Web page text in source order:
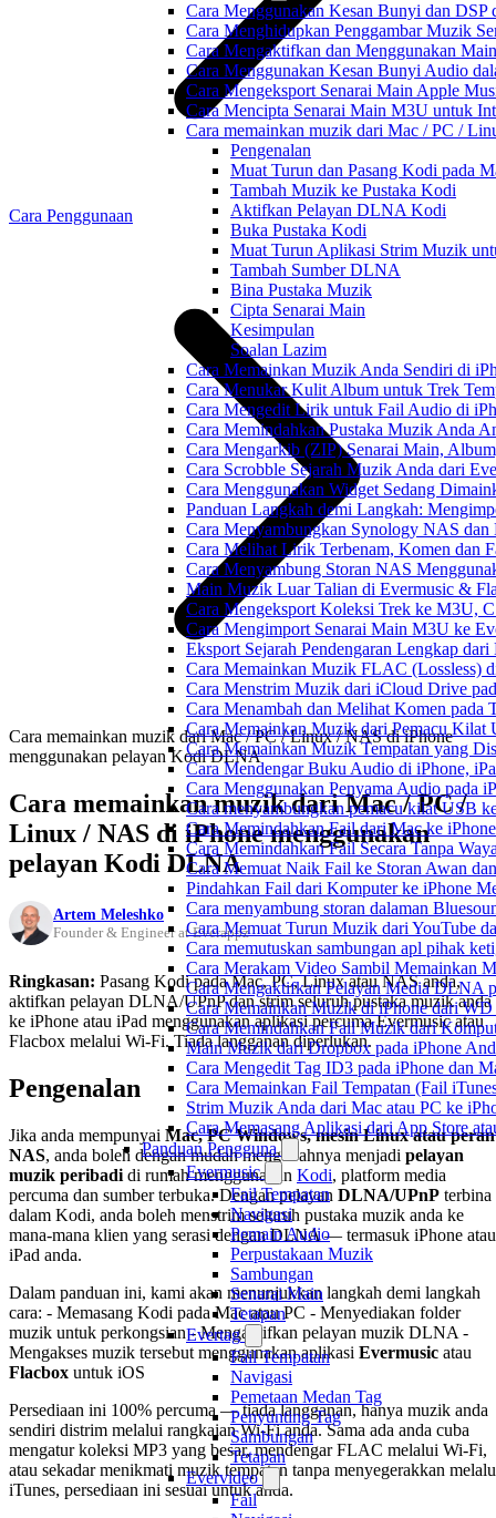
Cara Menggunakan Kesan Bunyi dan DSP
Cara Menghidupkan Penggambar Muzik
Cara Mengaktifkan dan Menggunakan
Cara Menggunakan Kesan Bunyi Audio
Cara Mengeksport Senarai Main Apple
Cara Mencipta Senarai Main M3U untuk
Cara memainkan muzik dari Mac / PC /
Pengenalan
Muat Turun dan Pasang Kodi pada
Tambah Muzik ke Pustaka Kodi
Aktifkan Pelayan DLNA Kodi
Buka Pustaka Kodi
Muat Turun Aplikasi Strim Muzik
Tambah Sumber DLNA
Bina Pustaka Muzik
Cipta Senarai Main
Kesimpulan
Soalan Lazim
Cara Memainkan Muzik Anda Sendiri di
Cara Menukar Kulit Album untuk Trek
Cara Mengedit Lirik untuk Fail Audio di
Cara Memindahkan Pustaka Muzik Anda
Cara Mengarkib (ZIP) Senarai Main,
Cara Scrobble Sejarah Muzik Anda dari
Cara Menggunakan Widget Sedang
Panduan Langkah demi Langkah:
Cara Menyambungkan Synology NAS
Cara Melihat Lirik Terbenam, Komen dan
Cara Menyambung Storan NAS
Main Muzik Luar Talian di Evermusic &
Cara Mengeksport Koleksi Trek ke M3U,
Cara Mengimport Senarai Main M3U ke
Eksport Sejarah Pendengaran Lengkap
Cara Memainkan Muzik FLAC (Lossless)
Cara Menstrim Muzik dari iCloud Drive
Cara Menambah dan Melihat Komen pada
Cara Memainkan Muzik dari Pemacu Kilat
Cara Memainkan Muzik Tempatan yang
Cara Mendengar Buku Audio di iPhone,
Cara Menggunakan Penyama Audio pada
Cara menyambungkan pemacu kilat USB
Cara Memindahkan Fail dari Mac ke
Cara Memindahkan Fail Secara Tanpa
Cara Memuat Naik Fail ke Storan Awan
Pindahkan Fail dari Komputer ke iPhone
Cara menyambung storan dalaman
Cara Memuat Turun Muzik dari YouTube
Cara memutuskan sambungan apl pihak
Cara Merakam Video Sambil Memainkan
Cara Mengaktifkan Pelayan Media DLNA
Cara Memainkan Muzik di iPhone dari
Cara Memindahkan Fail Muzik dari
Main Muzik dari Dropbox pada iPhone
Cara Mengedit Tag ID3 pada iPhone dan
Cara Memainkan Fail Tempatan (Fail
Strim Muzik Anda dari Mac atau PC ke
Cara Memasang Aplikasi dari App Store
Panduan Pengguna
Evermusic
Fail Tempatan
Navigasi
Pemain Audio
Perpustakaan Muzik
Sambungan
Senarai Main
Tetapan
Evertag
Fail Tempatan
Navigasi
Pemetaan Medan Tag
Penyunting Tag
Sambungan
Tetapan
Evervideo
Fail
Cara Penggunaan
Cara memainkan muzik dari Mac / PC / Linux / NAS di iPhone
menggunakan pelayan Kodi DLNA
Cara memainkan muzik dari Mac / PC /
Linux / NAS di iPhone menggunakan
pelayan Kodi DLNA
Artem Meleshko
Founder & Engineer at Everappz
Ringkasan: Pasang Kodi pada Mac, PC, Linux atau NAS anda,
aktifkan pelayan DLNA/UPnP dan strim seluruh pustaka muzik anda
ke iPhone atau iPad menggunakan aplikasi percuma Evermusic atau
Flacbox melalui Wi-Fi. Tiada langganan diperlukan.
Pengenalan
Jika anda mempunyai Mac, PC Windows, mesin Linux atau
NAS, anda boleh dengan mudah mengubahnya menjadi pelayan
muzik peribadi di rumah menggunakan Kodi, platform media
percuma dan sumber terbuka. Dengan pelayan DLNA/UPnP terbina
dalam Kodi, anda boleh menstrim seluruh pustaka muzik anda ke
mana-mana klien yang serasi dengan DLNA — termasuk iPhone atau
iPad anda.
Dalam panduan ini, kami akan menunjukkan langkah demi langkah
cara: - Memasang Kodi pada Mac atau PC - Menyediakan folder
muzik untuk perkongsian - Mengaktifkan pelayan muzik DLNA -
Mengakses muzik tersebut menggunakan aplikasi Evermusic atau
Flacbox untuk iOS
Persediaan ini 100% percuma — tiada langganan, hanya muzik anda
sendiri distrim melalui rangkaian Wi-Fi anda. Sama ada anda cuba
mengatur koleksi MP3 yang besar, mendengar FLAC melalui Wi-Fi,
atau sekadar menikmati muzik tempatan tanpa menyegerakkan
iTunes, persediaan ini sesuai untuk anda.